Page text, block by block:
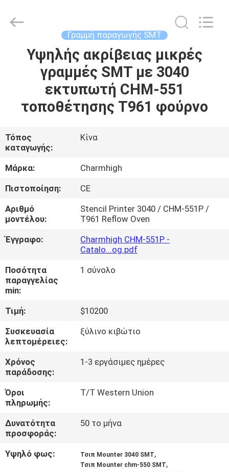
ΣΠΊΤΙ
ΠΡΟΪΌΝΤΑ
ΣΧΕΤΙΚΆ
ΜΕ
ΕΜΆΣ
ΕΠΙΣΚΈΨΕΙΣ
ΣΤΟ
ΕΡΓΟΣΤΆΣΙΟ
ΈΛΕΓΧΟΣ
ΠΟΙΌΤΗΤΑΣ
ΕΠΙΚΟΙΝΩΝΉΣΤΕ
ΜΑΖΊ
ΜΑΣ
ΝΈΑ
SHOPPING
ON
TECHNOLOGY
LIMITED.
Γραμμή παραγωγής SMT
Υψηλής ακρίβειας μικρές
γραμμές SMT με 3040
εκτυπωτή CHM-551
τοποθέτησης T961 φούρνο
Τόπος
καταγωγής:
Κίνα
Μάρκα:
Charmhigh
Πιστοποίηση:
CE
Αριθμό
μοντέλου:
Stencil Printer 3040 / CHM-551P /
T961 Reflow Oven
Έγγραφο:
Charmhigh CHM-551P -
Catalo...og.pdf
Ποσότητα
παραγγελίας
min:
1 σύνολο
Τιμή:
$10200
Συσκευασία
λεπτομέρειες:
ξύλινο κιβώτιο
Χρόνος
παράδοσης:
1-3 εργάσιμες ημέρες
Όροι
πληρωμής:
T/T Western Union
Δυνατότητα
προσφοράς:
50 το μήνα
Υψηλό φως: Τσιπ Mounter 3040 SMT,
Τσιπ Mounter chm-550 SMT,